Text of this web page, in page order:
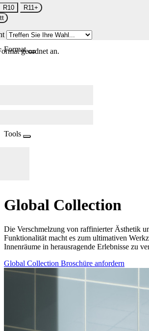
R10
R11+
Formatgeordnet an.
Tools
Global Collection
Die Verschmelzung von raffinierter Ästhetik
Funktionalität macht es zum ultimativen
Innenräume in herausragende Erlebnisse zu
Global Collection Broschüre anfordern